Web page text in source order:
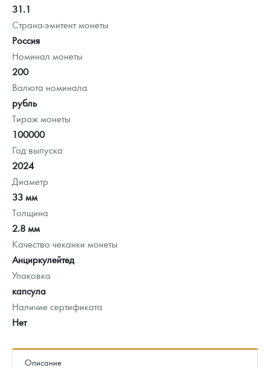
31.1
Страна-эмитент монеты
Россия
Номинал монеты
200
Валюта номинала
рубль
Тираж монеты
100000
Год выпуска
2024
Диаметр
33 мм
Толщина
2.8 мм
Качество чеканки монеты
Анциркулейтед
Упаковка
капсула
Наличие сертификата
Нет
Описание